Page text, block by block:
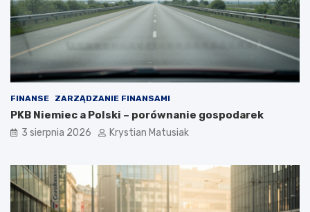
FINANSE ZARZĄDZANIE FINANSAMI
PKB Niemiec a Polski – porównanie gospodarek
3 sierpnia 2026 Krystian Matusiak